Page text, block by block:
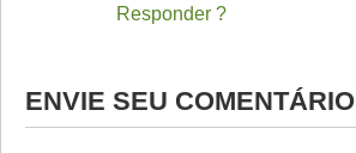
Responder
ENVIE SEU COMENTÁRIO